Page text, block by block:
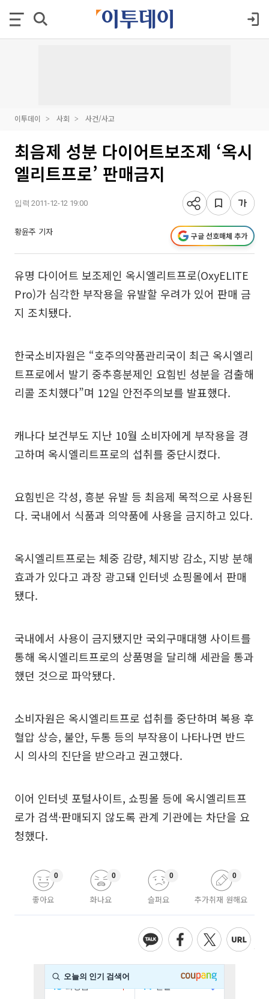
이투데이 사회 사건/사고
최음제 성분 다이어트보조제 ‘옥시
엘리트프로’ 판매금지
입력 2011-12-12 19:00
황윤주 기자 구글 선호매체 추가
유명 다이어트 보조제인 옥시엘리트프로(OxyELITE
Pro)가 심각한 부작용을 유발할 우려가 있어 판매 금
지 조치됐다.
한국소비자원은 “호주의약품관리국이 최근 옥시엘리
트프로에서 발기 중추흥분제인 요힘빈 성분을 검출해
리콜 조치했다”며 12일 안전주의보를 발표했다.
캐나다 보건부도 지난 10월 소비자에게 부작용을 경
고하며 옥시엘리트프로의 섭취를 중단시켰다.
요힘빈은 각성, 흥분 유발 등 최음제 목적으로 사용된
다. 국내에서 식품과 의약품에 사용을 금지하고 있다.
옥시엘리트프로는 체중 감량, 체지방 감소, 지방 분해
효과가 있다고 과장 광고돼 인터넷 쇼핑몰에서 판매
됐다.
국내에서 사용이 금지됐지만 국외구매대행 사이트를
통해 옥시엘리트프로의 상품명을 달리해 세관을 통과
했던 것으로 파악됐다.
소비자원은 옥시엘리트프로 섭취를 중단하며 복용 후
혈압 상승, 불안, 두통 등의 부작용이 나타나면 반드
시 의사의 진단을 받으라고 권고했다.
이어 인터넷 포털사이트, 쇼핑몰 등에 옥시엘리트프
로가 검색·판매되지 않도록 관계 기관에는 차단을 요
청했다.
좋아요
0
화나요
0
슬퍼요
0
추가취재 원해요
0